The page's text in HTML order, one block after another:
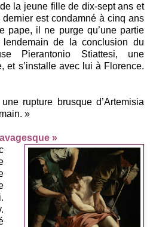
la jeune fille de dix-sept ans et
est condamné à cinq ans
pape, il ne purge qu’une partie
de la conclusion du
Pierantonio Stiattesi, une
et s’installe avec lui à Florence.
rupture brusque d’Artemisia
»
»